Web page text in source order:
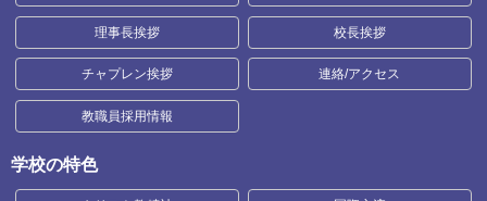
理事長挨拶 校長挨拶
チャプレン挨拶 連絡/アクセス
教職員採用情報
学校の特色